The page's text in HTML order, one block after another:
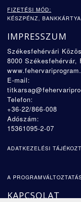
FIZETÉSI MÓD:
KÉSZPÉNZ, BANKKÁRTYA
IMPRESSZUM
Székesfehérvári
8000 Székesfehérvár,
E-mail:
Telefon:
+36-22/866-008
Adószám:
15361095-2-07
ADATKEZELÉSI
A
KAPCSOLAT